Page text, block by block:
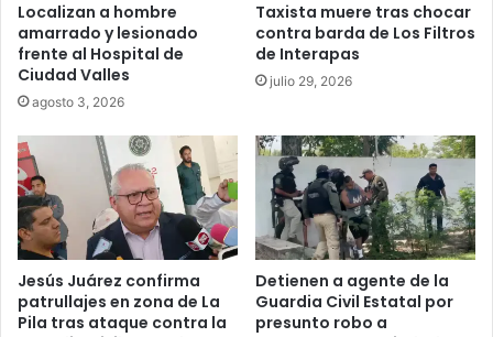
Localizan a hombre
amarrado y lesionado
frente al Hospital de
Ciudad Valles
agosto 3, 2026
Taxista muere tras chocar
contra barda de Los Filtros
de Interapas
julio 29, 2026
Jesús Juárez confirma
patrullajes en zona de La
Pila tras ataque contra la
Detienen a agente de la
Guardia Civil Estatal por
presunto robo a